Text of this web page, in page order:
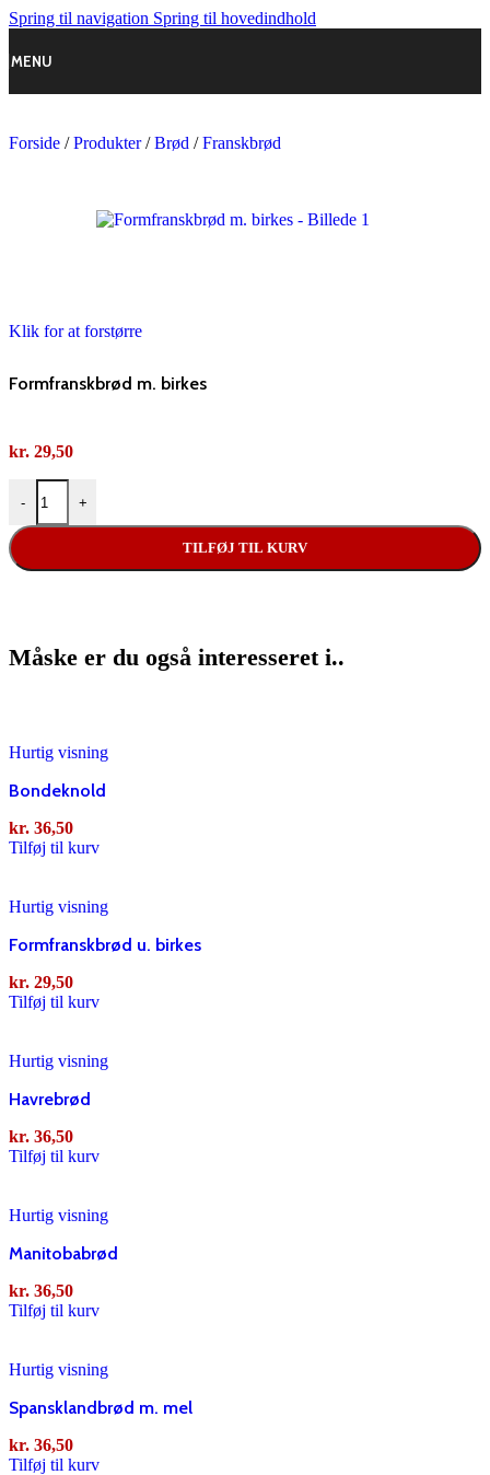
Spring til navigation Spring til hovedindhold
MENU
Forside / Produkter/ Brød / Franskbrød
Klik for at forstørre
Formfranskbrød m. birkes
kr. 29,50
- +
TILFØJ TIL KURV
Måske er du også interesseret i..
Hurtig visning
Bondeknold
kr. 36,50
Tilføj til kurv
Hurtig visning
Formfranskbrød u. birkes
kr. 29,50
Tilføj til kurv
Hurtig visning
Havrebrød
kr. 36,50
Tilføj til kurv
Hurtig visning
Manitobabrød
kr. 36,50
Tilføj til kurv
Hurtig visning
Spansklandbrød m. mel
kr. 36,50
Tilføj til kurv